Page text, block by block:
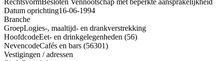
Datum oprichting16-06-1994
Branche
GroepLogies-, maaltijd- en drankverstrekking
HoofdcodeEet- en drinkgelegenheden (56)
NevencodeCafés en bars (56301)
Vestigingen / adressen